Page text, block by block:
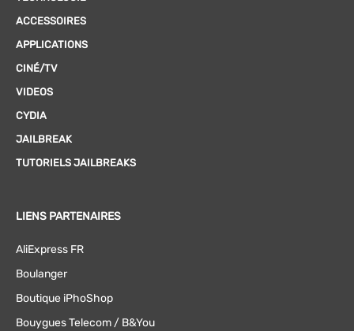
ACCESSOIRES
APPLICATIONS
CINÉ/TV
VIDEOS
CYDIA
JAILBREAK
TUTORIELS JAILBREAKS
LIENS PARTENAIRES
AliExpress FR
Boulanger
Boutique iPhoShop
Bouygues Telecom / B&You